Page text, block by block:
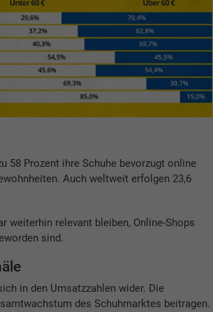
58 Prozent ihre Schuhe bevorzugt online
Auch weltweit erfolgen 23,6
weiterhin relevant bleiben, Online-Shops
sind.
in den Umsatzzahlen wider. Die
des Schuhmarktes beitragen.